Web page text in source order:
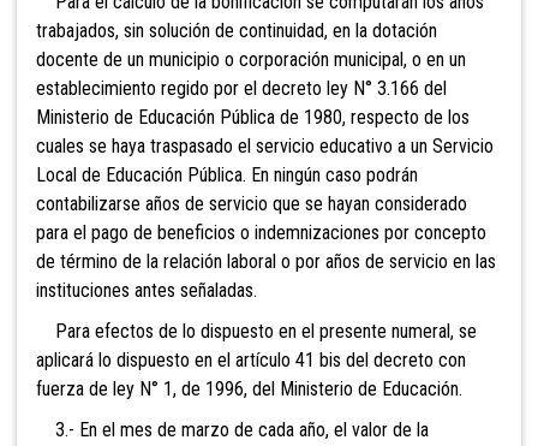
trabajados, sin solución de continuidad, en la dotación
docente de un municipio o corporación municipal, o en un
establecimiento regido por el decreto ley N° 3.166 del
Ministerio de Educación Pública de 1980, respecto de los
cuales se haya traspasado el servicio educativo a un Servicio
Local de Educación Pública. En ningún caso podrán
contabilizarse años de servicio que se hayan considerado
para el pago de beneficios o indemnizaciones por concepto
de término de la relación laboral o por años de servicio en las
instituciones antes señaladas.
Para efectos de lo dispuesto en el presente numeral, se
aplicará lo dispuesto en el artículo 41 bis del decreto con
fuerza de ley N° 1, de 1996, del Ministerio de Educación.
3.- En el mes de marzo de cada año, el valor de la